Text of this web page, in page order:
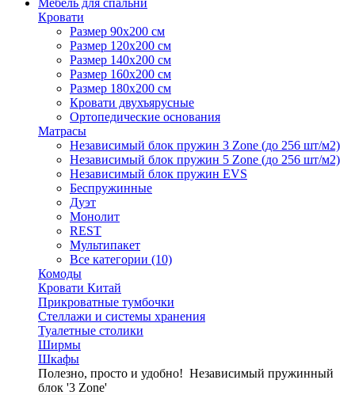
Мебель для спальни
Кровати
Размер 90х200 см
Размер 120х200 см
Размер 140х200 см
Размер 160х200 см
Размер 180х200 см
Кровати двухъярусные
Ортопедические основания
Матрасы
Независимый блок пружин 3 Zone (до 256 шт/м2)
Независимый блок пружин 5 Zone (до 256 шт/м2)
Независимый блок пружин EVS
Беспружинные
Дуэт
Монолит
REST
Мультипакет
Все категории (10)
Комоды
Кровати Китай
Прикроватные тумбочки
Стеллажи и системы хранения
Туалетные столики
Ширмы
Шкафы
Полезно, просто и удобно! Независимый пружинный
блок '3 Zone'